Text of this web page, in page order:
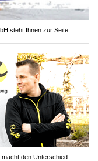
steht Ihnen zur Seite
den Unterschied